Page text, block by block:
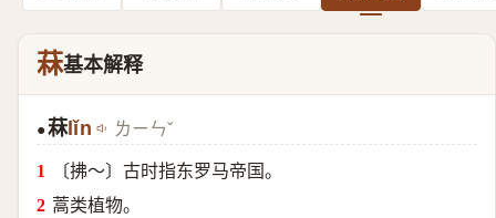
菻基本解释
●菻lǐn ㄌㄧㄣˇ
〔拂～〕古时指东罗马帝国。
蒿类植物。